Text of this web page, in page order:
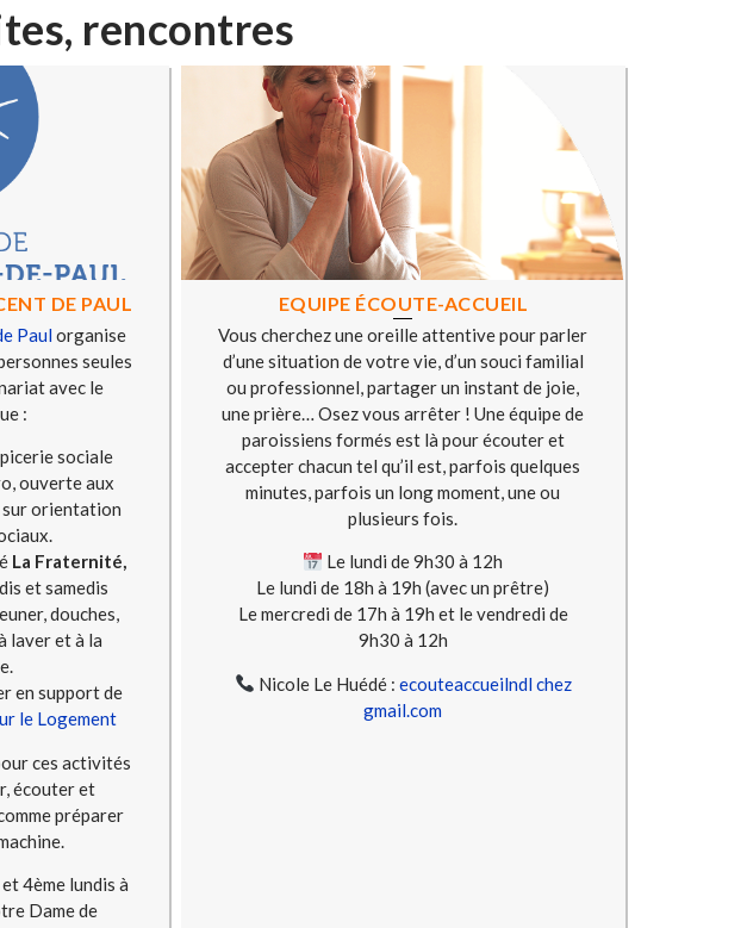
rencontres
DE PAUL
Paulorganise
seules
avec le
:
sociale
ouverte aux
orientation
La Fraternité,
et samedis
douches,
laver et à la
en support de
le Logement
ces activités
écouter et
préparer
4ème lundis à
Dame de
EQUIPE ÉCOUTE-ACCUEIL
Vous cherchez une oreille attentive pour parler
d’une situation de votre vie, d’un souci familial
ou professionnel, partager un instant de joie,
une prière… Osez vous arrêter ! Une équipe de
paroissiens formés est là pour écouter et
accepter chacun tel qu’il est, parfois quelques
minutes, parfois un long moment, une ou
plusieurs fois.
Le lundi de 9h30 à 12h
Le lundi de 18h à 19h (avec un prêtre)
Le mercredi de 17h à 19h et le vendredi de
9h30 à 12h
Nicole Le Huédé : ecouteaccueilndl chez
gmail.com